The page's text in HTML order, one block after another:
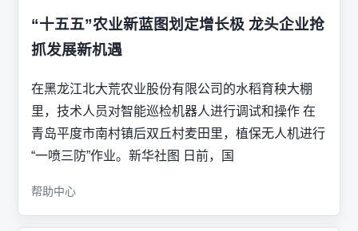
“十五五”农业新蓝图划定增长极 龙头企业抢
抓发展新机遇
在黑龙江北大荒农业股份有限公司的水稻育秧大棚
里，技术人员对智能巡检机器人进行调试和操作 在
青岛平度市南村镇后双丘村麦田里，植保无人机进行
“一喷三防”作业。新华社图 日前，国
帮助中心